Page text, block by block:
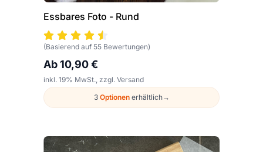
Essbares Foto - Rund
(Basierend auf 55 Bewertungen)
Ab 10,90 €
inkl. 19% MwSt., zzgl. Versand
3Optionen erhältlich→